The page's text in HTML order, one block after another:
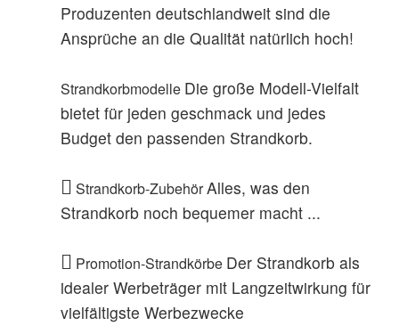
Produzenten deutschlandweit sind die
Ansprüche an die Qualität natürlich hoch!
Strandkorbmodelle Die große Modell-Vielfalt
bietet für jeden geschmack und jedes
Budget den passenden Strandkorb.
Strandkorb-ZubehörAlles, was den
Strandkorb noch bequemer macht ...
Promotion-Strandkörbe Der Strandkorb als
idealer Werbeträger mit Langzeitwirkung für
vielfältigste Werbezwecke